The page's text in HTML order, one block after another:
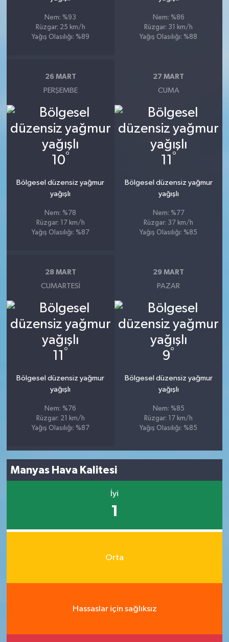
Nem: %93
Rüzgar: 25 km/h
Yağış Olasılığı: %89
Nem: %86
Rüzgar: 31 km/h
Yağış Olasılığı: %88
26 MART
PERŞEMBE
10°
Bölgesel düzensiz yağmur
yağışlı
Nem: %78
Rüzgar: 17 km/h
Yağış Olasılığı: %87
27 MART
CUMA
11 °
Bölgesel düzensiz yağmur
yağışlı
Nem: %77
Rüzgar: 37 km/h
Yağış Olasılığı: %85
28 MART
CUMARTESI
11 °
Bölgesel düzensiz yağmur
yağışlı
Nem: %76
Rüzgar: 21 km/h
Yağış Olasılığı: %87
29 MART
PAZAR
9°
Bölgesel düzensiz yağmur
yağışlı
Nem: %85
Rüzgar: 17 km/h
Yağış Olasılığı: %85
Manyas Hava Kalitesi
İyi
1
Orta
Hassaslar için sağlıksız